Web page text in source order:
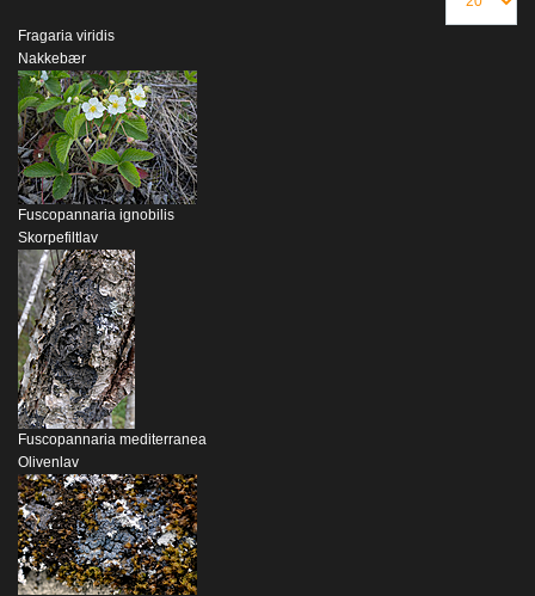
Fragaria viridis
Nakkebær
Fuscopannaria ignobilis
Skorpefiltlav
Fuscopannaria mediterranea
Olivenlav